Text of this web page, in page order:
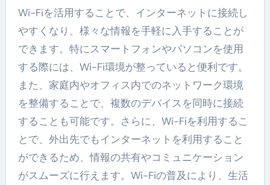
Wi-Fiを活用することで、インターネットに接続し
やすくなり、様々な情報を手軽に入手することが
できます。特にスマートフォンやパソコンを使用
する際には、Wi-Fi環境が整っていると便利です。
また、家庭内やオフィス内でのネットワーク環境
を整備することで、複数のデバイスを同時に接続
することも可能です。さらに、Wi-Fiを利用するこ
とで、外出先でもインターネットを利用すること
ができるため、情報の共有やコミュニケーション
がスムーズに行えます。Wi-Fiの普及により、生活